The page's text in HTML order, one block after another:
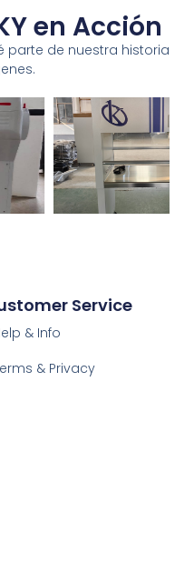
en Acción
parte de nuestra historia
Service
& Info
& Privacy